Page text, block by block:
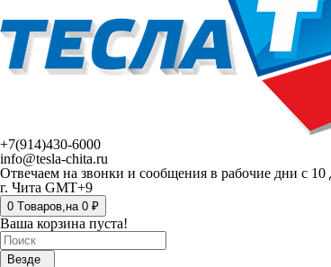
+7(914)430-6000
info@tesla-chita.ru
Отвечаем на звонки и сообщения в рабочие дни с
г. Чита GMT+9
0 Tоваров,на 0 ₽
Ваша корзина пуста!
Везде